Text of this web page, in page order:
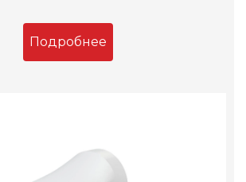
Подробнее